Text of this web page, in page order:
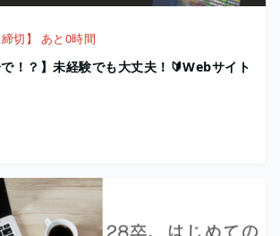
締切】 あと0時間
で！？】未経験でも大丈夫！🔰Webサイト